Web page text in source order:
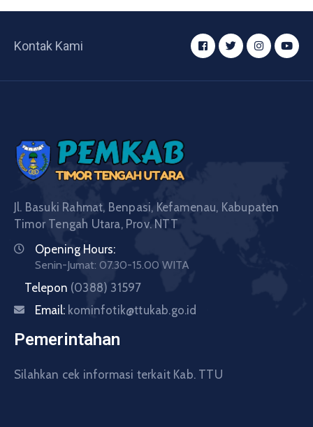
Kontak Kami
Jl. Basuki Rahmat, Benpasi, Kefamenau, Kabupaten
Timor Tengah Utara, Prov. NTT
Opening Hours:
Senin-Jumat: 07.30-15.00 WITA
Telepon (0388) 31597
Email: kominfotik@ttukab.go.id
Pemerintahan
Silahkan cek informasi terkait Kab. TTU